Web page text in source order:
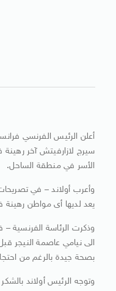
أعلن الرئيس الفرنسي
سيرج لازارفيتش آخر
الأسر في منطقة الساحل.
وأعرب أولاند – في
يعد لديها أى مواطن رهينة
وذكرت الرئاسة الفرنسية –
الى نيامي عاصمة النيجر
بصحة جيدة بالرغم من
وتوجه الرئيس أولاند